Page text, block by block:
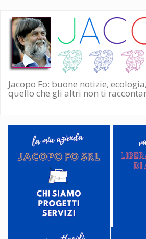
Salta
contenuto
principale
Jacopo Fo: buone notizie,
quello che gli altri non ti